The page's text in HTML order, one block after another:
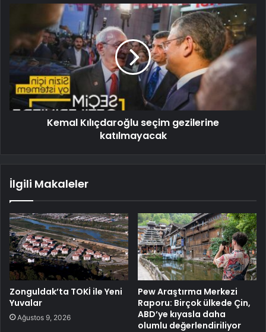
Kemal Kılıçdaroğlu seçim gezilerine
katılmayacak
İlgili Makaleler
Zonguldak’ta TOKİ ile Yeni
Yuvalar
Ağustos 9, 2026
Pew Araştırma Merkezi
Raporu: Birçok ülkede Çin,
ABD’ye kıyasla daha
olumlu değerlendiriliyor